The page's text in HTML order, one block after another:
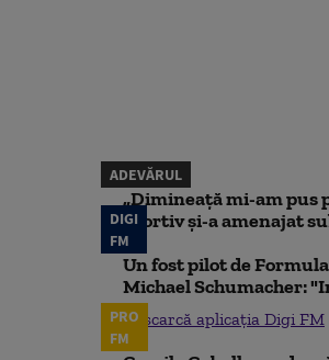
ADEVĂRUL
„Dimineață mi-am pus
sportiv și-a amenajat
DIGI
FM
Un fost pilot de
Michael Schumacher:
Descarcă aplicația Digi FM
PRO
FM